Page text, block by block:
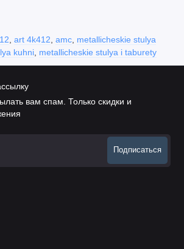
, art 4k412, amc, metallicheskie stulya
kuhni, metallicheskie stulya i taburety
вам спам. Только скидки и
Подписаться